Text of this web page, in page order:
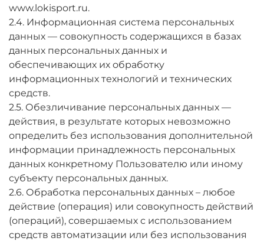
www.lokisport.ru.
2.4. Информационная система персональных
данных — совокупность содержащихся в базах
данных персональных данных и
обеспечивающих их обработку
информационных технологий и технических
средств.
2.5. Обезличивание персональных данных —
действия, в результате которых невозможно
определить без использования дополнительной
информации принадлежность персональных
данных конкретному Пользователю или иному
субъекту персональных данных.
2.6. Обработка персональных данных – любое
действие (операция) или совокупность действий
(операций), совершаемых с использованием
средств автоматизации или без использования